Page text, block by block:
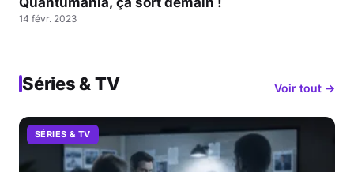
14 févr. 2023
Séries & TV Voir tout →
SÉRIES & TV